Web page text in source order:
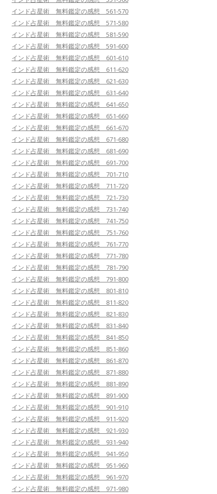
インド占星術 無料鑑定の感想 561-570
インド占星術 無料鑑定の感想 571-580
インド占星術 無料鑑定の感想 581-590
インド占星術 無料鑑定の感想 591-600
インド占星術 無料鑑定の感想 601-610
インド占星術 無料鑑定の感想 611-620
インド占星術 無料鑑定の感想 621-630
インド占星術 無料鑑定の感想 631-640
インド占星術 無料鑑定の感想 641-650
インド占星術 無料鑑定の感想 651-660
インド占星術 無料鑑定の感想 661-670
インド占星術 無料鑑定の感想 671-680
インド占星術 無料鑑定の感想 681-690
インド占星術 無料鑑定の感想 691-700
インド占星術 無料鑑定の感想 701-710
インド占星術 無料鑑定の感想 711-720
インド占星術 無料鑑定の感想 721-730
インド占星術 無料鑑定の感想 731-740
インド占星術 無料鑑定の感想 741-750
インド占星術 無料鑑定の感想 751-760
インド占星術 無料鑑定の感想 761-770
インド占星術 無料鑑定の感想 771-780
インド占星術 無料鑑定の感想 781-790
インド占星術 無料鑑定の感想 791-800
インド占星術 無料鑑定の感想 801-810
インド占星術 無料鑑定の感想 811-820
インド占星術 無料鑑定の感想 821-830
インド占星術 無料鑑定の感想 831-840
インド占星術 無料鑑定の感想 841-850
インド占星術 無料鑑定の感想 851-860
インド占星術 無料鑑定の感想 861-870
インド占星術 無料鑑定の感想 871-880
インド占星術 無料鑑定の感想 881-890
インド占星術 無料鑑定の感想 891-900
インド占星術 無料鑑定の感想 901-910
インド占星術 無料鑑定の感想 911-920
インド占星術 無料鑑定の感想 921-930
インド占星術 無料鑑定の感想 931-940
インド占星術 無料鑑定の感想 941-950
インド占星術 無料鑑定の感想 951-960
インド占星術 無料鑑定の感想 961-970
インド占星術 無料鑑定の感想 971-980